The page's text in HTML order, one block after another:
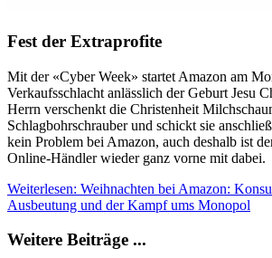
Fest der Extraprofite
Mit der «Cyber Week» startet Amazon am
Verkaufsschlacht anlässlich der Geburt Jesu
Herrn verschenkt die Christenheit
Schlagbohrschrauber und schickt sie
kein Problem bei Amazon, auch deshalb ist
Online-Händler wieder ganz vorne mit dabei.
Weiterlesen: Weihnachten bei Amazon:
Ausbeutung und der Kampf ums Monopol
Weitere Beiträge ...